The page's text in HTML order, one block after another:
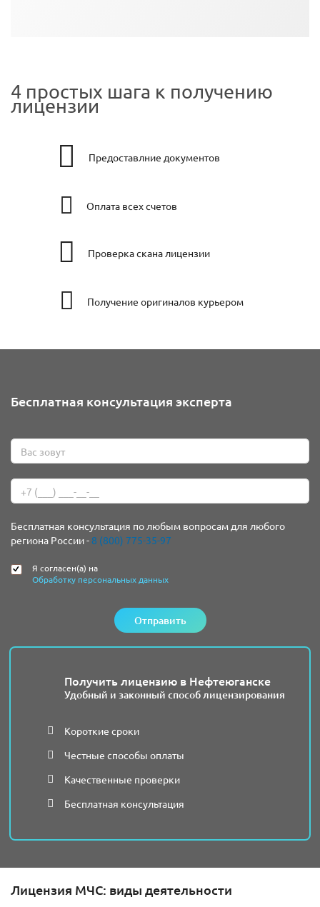
4 простых шага к получению
лицензии
Предоставлние документов
Оплата всех счетов
Проверка скана лицензии
Получение оригиналов курьером
Бесплатная консультация эксперта
Бесплатная консультация по любым вопросам для любого
региона России - 8 (800) 775-35-97
Я согласен(а) на
Обработку персональных данных
Отправить
Получить лицензию в Нефтеюганске
Удобный и законный способ лицензирования
Короткие сроки
Честные способы оплаты
Качественные проверки
Бесплатная консультация
Лицензия МЧС: виды деятельности